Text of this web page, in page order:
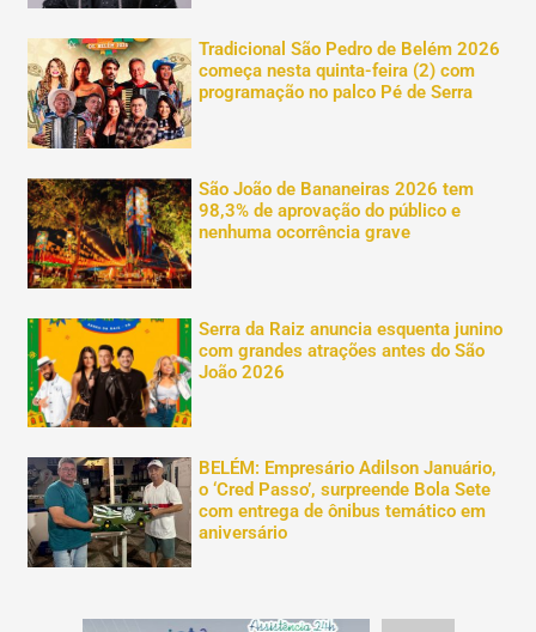
Tradicional São Pedro de Belém 2026
começa nesta quinta-feira (2) com
programação no palco Pé de Serra
São João de Bananeiras 2026 tem
98,3% de aprovação do público e
nenhuma ocorrência grave
Serra da Raiz anuncia esquenta junino
com grandes atrações antes do São
João 2026
BELÉM: Empresário Adilson Januário,
o ‘Cred Passo’, surpreende Bola Sete
com entrega de ônibus temático em
aniversário